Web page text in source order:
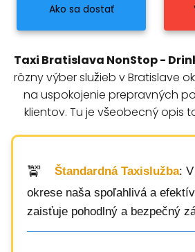
Ako sa dostať
Taxi Bratislava NonStop -
rôzny výber služieb v Bratislave
na uspokojenie prepravných
klientov. Tu je všeobecný opis
Štandardná Taxislužba:
okrese naša spoľahlivá a
zaisťuje pohodlný a bezpečný